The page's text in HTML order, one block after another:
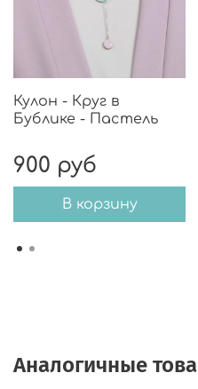
Кулон - Круг в
Бублике - Пастель
900 руб
В корзину
Аналогичные